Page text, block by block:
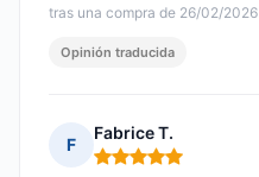
tras una compra de 26/02/2026
Opinión traducida
F
Fabrice T.
Nota: 5 de 5